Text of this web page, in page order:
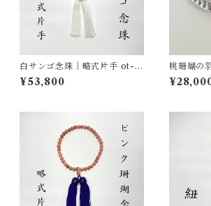
白サンゴ念珠｜略式片手 ot-0
14
¥53,800
桃珊瑚の
6